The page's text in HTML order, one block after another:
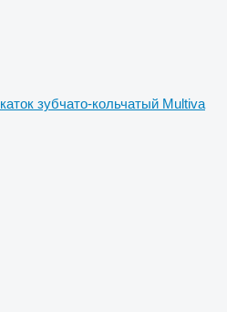
каток зубчато-кольчатый Multiva